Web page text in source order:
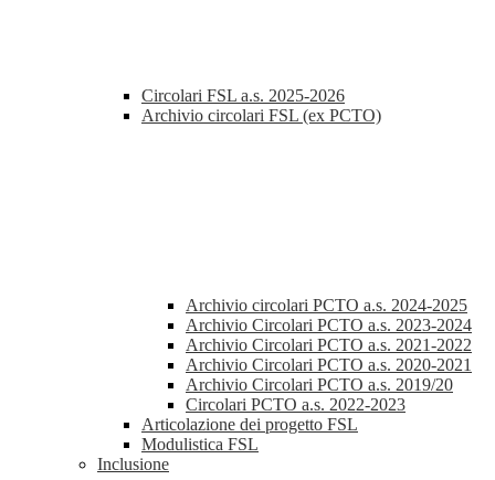
Circolari FSL a.s. 2025-2026
Archivio circolari FSL (ex PCTO)
Archivio circolari PCTO a.s. 2024-2025
Archivio Circolari PCTO a.s. 2023-2024
Archivio Circolari PCTO a.s. 2021-2022
Archivio Circolari PCTO a.s. 2020-2021
Archivio Circolari PCTO a.s. 2019/20
Circolari PCTO a.s. 2022-2023
Articolazione dei progetto FSL
Modulistica FSL
Inclusione